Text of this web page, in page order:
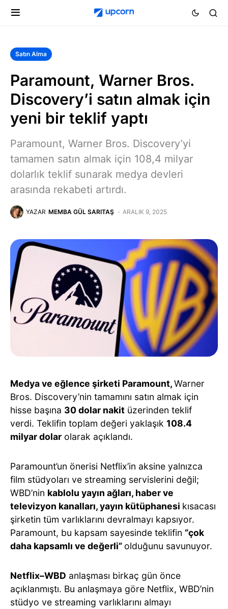
Satın Alma
Paramount, Warner Bros.
Discovery’i satın almak için
yeni bir teklif yaptı
Paramount, Warner Bros. Discovery’yi
tamamen satın almak için 108,4 milyar
dolarlık teklif sunarak medya devleri
arasında rekabeti artırdı.
YAZAR MEMBA GÜL SARITAŞ ARALIK 9, 2025
Medya ve eğlence şirketi Paramount,Warner
Bros. Discovery’nin tamamını satın almak için
hisse başına 30 dolar nakit üzerinden teklif
verdi. Teklifin toplam değeri yaklaşık 108.4
milyar dolar olarak açıklandı.
Paramount’un önerisi Netflix’in aksine yalnızca
film stüdyoları ve streaming servislerini değil;
WBD’nin kablolu yayın ağları, haber ve
televizyon kanalları, yayın kütüphanesi kısacası
şirketin tüm varlıklarını devralmayı kapsıyor.
Paramount, bu kapsam sayesinde teklifin “çok
daha kapsamlı ve değerli” olduğunu savunuyor.
Netflix–WBD anlaşması birkaç gün önce
açıklanmıştı. Bu anlaşmaya göre Netflix, WBD’nin
stüdyo ve streaming varlıklarını almayı